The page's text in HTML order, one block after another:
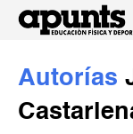
Autorías